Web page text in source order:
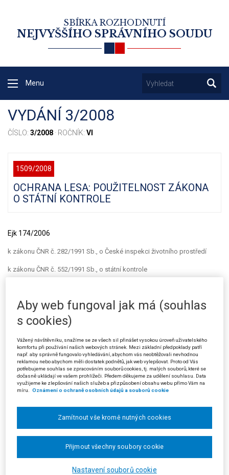
SBÍRKA ROZHODNUTÍ
NEJVYŠŠÍHO SPRÁVNÍHO SOUDU
Menu
VYDÁNÍ 3/2008
ČÍSLO: 3/2008 · ROČNÍK: VI
1509/2008
OCHRANA LESA: POUŽITELNOST ZÁKONA
O STÁTNÍ KONTROLE
Ejk 174/2006
k zákonu ČNR č. 282/1991 Sb., o České inspekci životního prostředí
k zákonu ČNR č. 552/1991 Sb., o státní kontrole
ČNR č. 282/1991 Sb., o České inspekci životního prostředí,
nevyplývá, že by pro oblast působnosti České inspekce životního
prostředí byl zákon o státní kontrole
orgán nebyl povinen při své činnosti podle uvedeného zákona
postupovat. To však na druhé straně rovněž neznamená, že by
Česká inspekce životního prostředí musela vždy postupovat
pouze podle zákona ČNR č. 552/1991 Sb., o státní kontrole. Ze
zákona ČNR č. 282/1991 Sb., o České inspekci životního prostředí,
ani z jiného právního předpisu také nevyplývá, že by obligatorním
předpokladem pro zahájení řízení o pokutě dle ustanovení § 4
(Podle rozsudku Městského soudu v Praze ze dne 7. 2. 2006, čj. 11 Ca
67/2005-68)
Aby web fungoval jak má (souhlas
s cookies)
Vážený návštěvníku, snažíme se ze všech sil přinášet vysokou úroveň uživatelského
komfortu při používání našich webových stránek. Mezi základní předpoklady patří
např. aby správně fungovalo vyhledávání, abychom vás neobtěžovali nevhodnou
reklamou nebo abychom měli dostatek podnětů, jak web vylepšovat. Proto od Vás
potřebujeme souhlas se zpracováním souborů cookies, tj. malých souborů, které se
dočasně ukládají ve vašem prohlížeči. Předem děkujeme za udělení souhlasu. Data
využijeme ke zlepšování našich služeb a přizpůsobení obsahu webu přímo Vám na
míru. Oznámení o ochraně osobních údajů a souborů cookie
Nastavení souborů cookie
Zamítnout vše kromě nutných cookies
Přijmout všechny soubory cookie